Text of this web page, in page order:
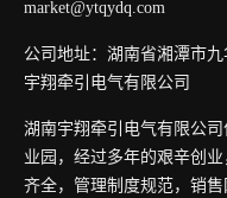
market@ytqydq.com
公司地址：湖南省湘潭市
宇翔牵引电气有限公司
湖南宇翔牵引电气有限公
业园，经过多年的艰辛创
齐全，管理制度规范，销